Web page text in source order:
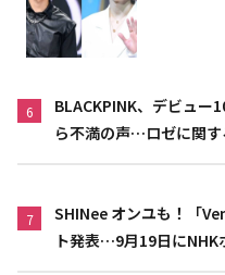
6
BLACKPINK、デビュー
ら不満の声…ロゼに関
7
SHINee オンユも！「
ト発表…9月19日にNHK